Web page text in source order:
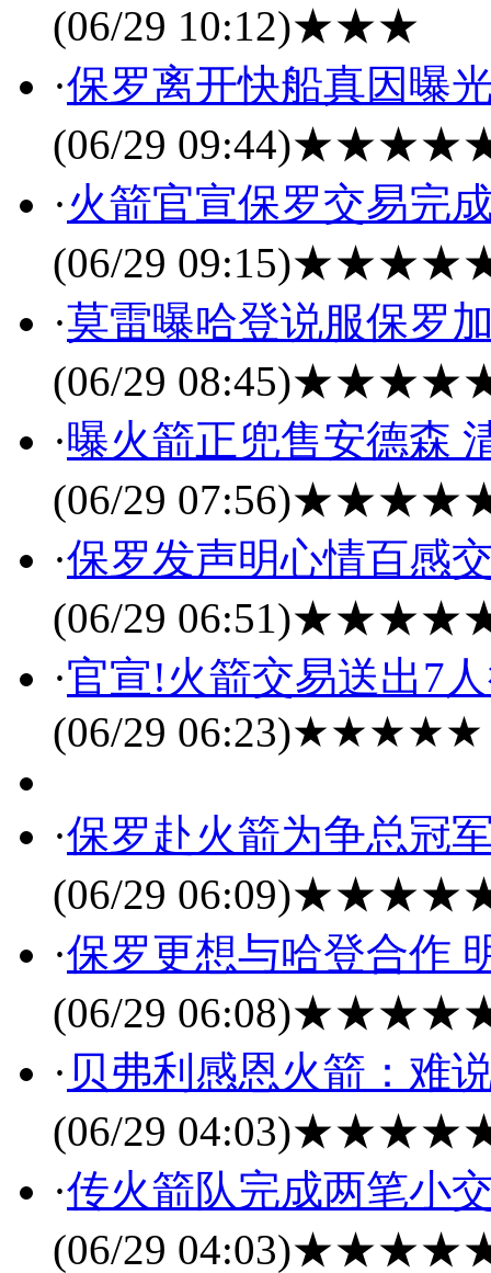
(06/29 10:12)★★★
·保罗离开快船真因曝
(06/29 09:44)
·火箭官宣保罗交易完
(06/29 09:15)
·莫雷曝哈登说服保罗
(06/29 08:45)
·曝火箭正兜售安德森
(06/29 07:56)
·保罗发声明心情百感
(06/29 06:51)
·官宣!火箭交易送出7
(06/29 06:23)★★★★★
·保罗赴火箭为争总冠
(06/29 06:09)
·保罗更想与哈登合作
(06/29 06:08)
· 贝弗利感恩火箭：难
(06/29 04:03)
·传火箭队完成两笔小
(06/29 04:03)